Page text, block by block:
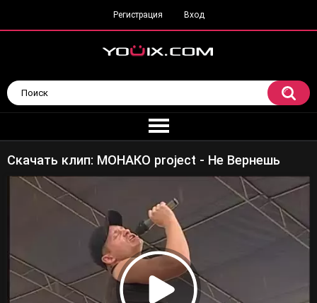
Регистрация Вход
Скачать клип: МОНАКО project - Не Вернешь